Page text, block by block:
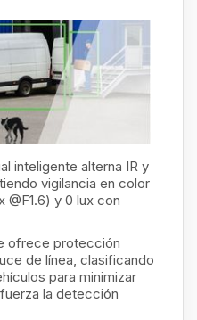
inteligente alterna IR y
vigilancia en color
@F1.6) y 0 lux con
ofrece protección
de línea, clasificando
para minimizar
la detección